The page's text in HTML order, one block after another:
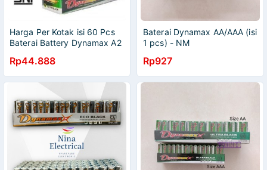
Harga Per Kotak isi 60 Pcs
Baterai Battery Dynamax A2
Rp44.888
Baterai Dynamax AA/AAA (isi
1 pcs) - NM
Rp927